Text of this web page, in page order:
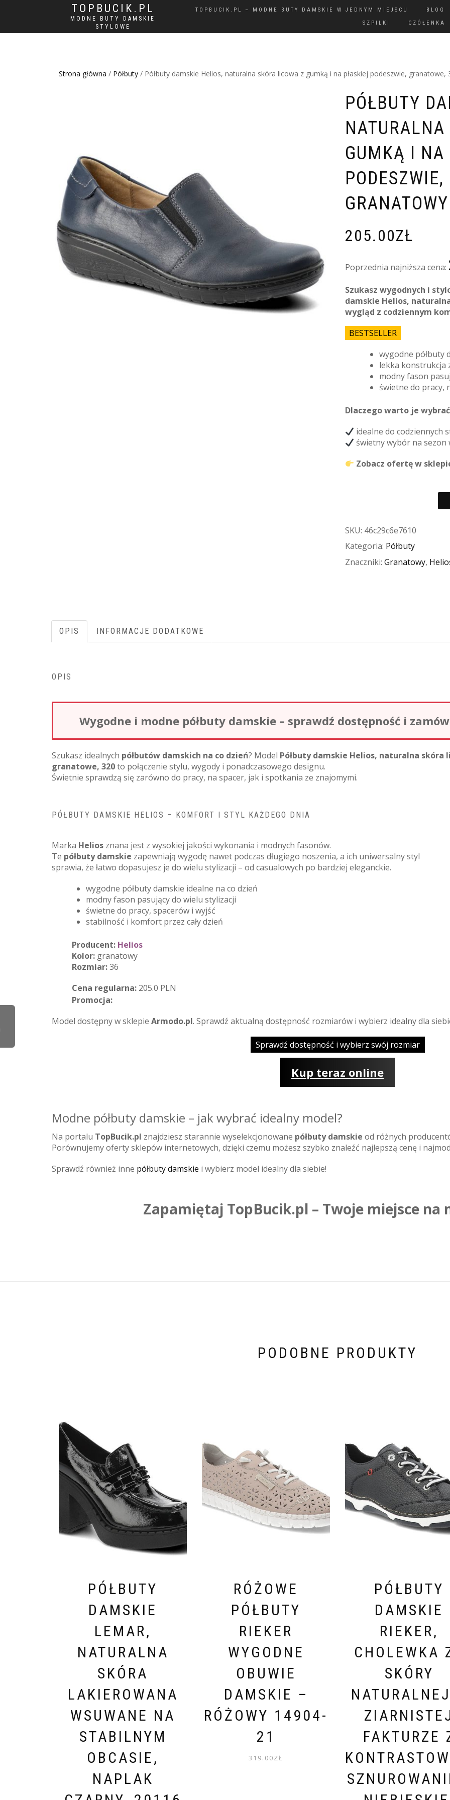
TOPBUCIK.PL
MODNE BUTY DAMSKIE
STYLOWE
TOPBUCIK.PL – MODNE BUTY DAMSKIE W JEDNYM MIEJSCU
BLOG
SZPILKI
CZÓŁENKA
Strona główna / Półbuty / Półbuty damskie Helios, naturalna skóra licowa z gumką i na płaskiej podeszwie,
PÓŁBUTY
GUMKĄ I
205.00ZŁ
Poprzednia najniższa cena:
Szukasz wygodnych i
damskie Helios,
wygląd z codziennym
BESTSELLER
wygodne półbuty
lekka konstrukcja
modny fason
świetne do pracy,
Dlaczego warto je
idealne do codziennych
świetny wybór na
Zobacz ofertę w
SKU: 46c29c6e7610
Kategoria: Półbuty
Znaczniki: Granatowy,
OPIS INFORMACJE DODATKOWE
OPIS
Wygodne i modne półbuty damskie – sprawdź dostępność i
Szukasz idealnych półbutów damskich na co dzień? Model Półbuty damskie Helios, naturalna skóra
granatowe, 320to połączenie stylu, wygody i ponadczasowego designu.
Świetnie sprawdzą się zarówno do pracy, na spacer, jak i spotkania ze znajomymi.
PÓŁBUTY DAMSKIE HELIOS – KOMFORT I STYL KAŻDEGO DNIA
Marka Helios znana jest z wysokiej jakości wykonania i modnych fasonów.
Te półbuty damskie zapewniają wygodę nawet podczas długiego noszenia, a ich uniwersalny styl
sprawia, że łatwo dopasujesz je do wielu stylizacji – od casualowych po bardziej eleganckie.
wygodne półbuty damskie idealne na co dzień
modny fason pasujący do wielu stylizacji
świetne do pracy, spacerów i wyjść
stabilność i komfort przez cały dzień
Producent: Helios
Kolor: granatowy
Rozmiar:36
Cena regularna: 205.0 PLN
Promocja:
Model dostępny w sklepie Armodo.pl. Sprawdź aktualną dostępność rozmiarów i wybierz idealny dla
Sprawdź dostępność i wybierz swój rozmiar
Kup teraz online
Modne półbuty damskie – jak wybrać idealny model?
Na portalu TopBucik.pl znajdziesz starannie wyselekcjonowane półbuty damskie od różnych
Porównujemy oferty sklepów internetowych, dzięki czemu możesz szybko znaleźć najlepszą cenę i
Sprawdź również inne półbuty damskie i wybierz model idealny dla siebie!
Zapamiętaj TopBucik.pl – Twoje miejsce na
PODOBNE PRODUKTY
PÓŁBUTY
DAMSKIE
LEMAR,
NATURALNA
SKÓRA
LAKIEROWANA
WSUWANE NA
STABILNYM
OBCASIE,
NAPLAK
RÓŻOWE
PÓŁBUTY
RIEKER
WYGODNE
OBUWIE
DAMSKIE –
RÓŻOWY 14904-
21
319.00ZŁ
PÓŁBUTY
DAMSKIE
RIEKER,
CHOLEWKA
SKÓRY
FAKTURZE